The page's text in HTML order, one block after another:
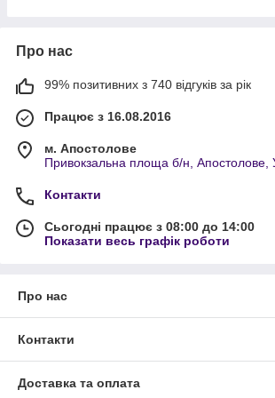
Покупці! Зверніть
- Замовлення по
приймаємо.
- Замовити з
(наложкою)
передплатою
замовлення ми
реквізити(оплата
Viber, на електронну
Про нас
99% позитивних з 740 відгуків за рік
Працює з 16.08.2016
м. Апостолове
Привокзальна площа б/н, Апостолове,
Контакти
Сьогодні працює з 08:00 до 14:00
Показати весь графік роботи
Про нас
Контакти
Доставка та оплата